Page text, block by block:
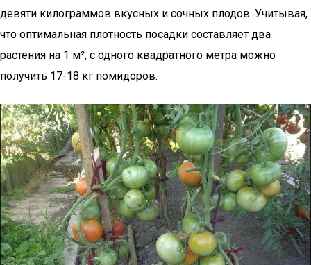
девяти килограммов вкусных и сочных плодов. Учитывая,
что оптимальная плотность посадки составляет два
растения на 1 м², с одного квадратного метра можно
получить 17-18 кг помидоров.